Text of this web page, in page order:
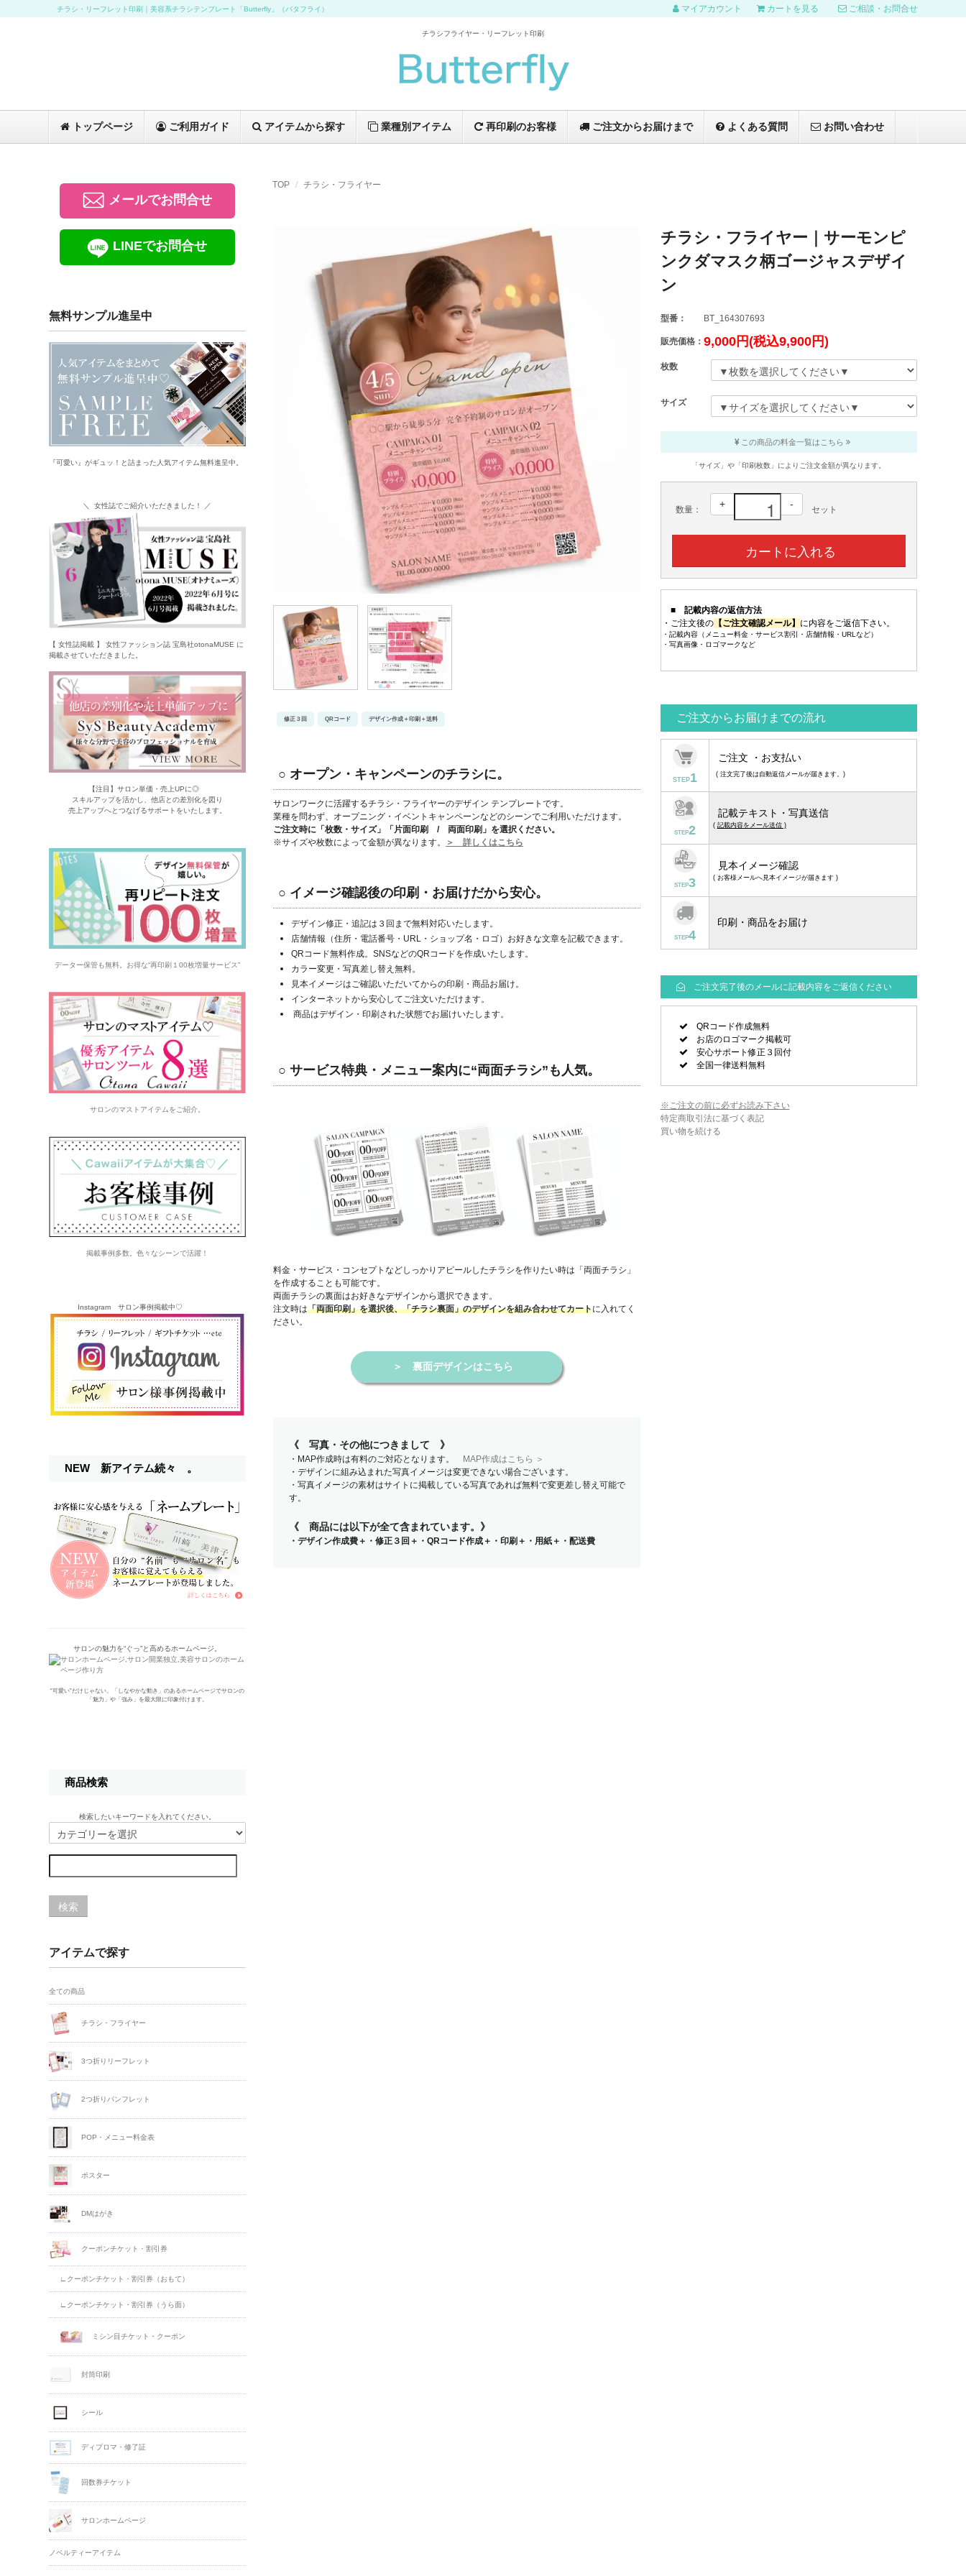
チラシ・リーフレット印刷｜美容系チラシテンプレート「Butterfly」（バタフライ） マイアカウント カートを見る ご相談・お問合せ
チラシフライヤー・リーフレット印刷
トップページ ご利用ガイド アイテムから探す 業種別アイテム 再印刷のお客様 ご注文からお届けまで よくある質問 お問い合わせ
TOP チラシ・フライヤー
修正３回 QRコード デザイン作成＋印刷＋送料
○ オープン・キャンペーンのチラシに。
サロンワークに活躍するチラシ・フライヤーのデザイン テンプレートです。
業種を問わず、オープニング・イベントキャンペーンなどのシーンでご利用いただけます。
ご注文時に「枚数・サイズ」「片面印刷 / 両面印刷」 を選択ください。
※サイズや枚数によって金額が異なります。
＞ 詳しくはこちら
○ イメージ確認後の印刷・お届けだから安心。
デザイン修正・追記は３回まで無料対応いたします。
店舗情報（住所・電話番号・URL・ショップ名・ロゴ）お好きな文章を記載できます。
QRコード無料作成。SNSなどのQRコードを作成いたします。
カラー変更・写真差し替え無料。
見本イメージはご確認いただいてからの印刷・商品お届け。
インターネットから安心してご注文いただけます。
商品はデザイン・印刷された状態でお届けいたします。
○ サービス特典・メニュー案内に“両面チラシ”も人気。
料金・サービス・コンセプトなどしっかりアピールしたチラシを作りたい時は「両面チラシ」
を作成することも可能です。
両面チラシの裏面はお好きなデザインから選択できます。
注文時は「両面印刷」を選択後、「チラシ裏面」のデザインを組み合わせてカートに入れてく
ださい。
＞裏面デザインはこちら
《 写真・その他につきまして 》
・MAP作成時は有料のご対応となります。
MAP作成はこちら ＞
・デザインに組み込まれた写真イメージは変更できない場合ございます。
・写真イメージの素材はサイトに掲載している写真であれば無料で変更差し替え可能で
す。
《 商品には以下が全て含まれています。》
・デザイン作成費＋・修正３回＋・QRコード作成＋・印刷＋・用紙＋・配送費
チラシ・フライヤー｜サーモンピ
ンクダマスク柄ゴージャスデザイ
ン
型番： BT_164307693
販売価格： 9,000円(税込9,900円)
枚数
サイズ
この商品の料金一覧はこちら
「サイズ」や「印刷枚数」によりご注文金額が異なります。
数量：
+ -
セット
■ 記載内容の返信方法
・ご注文後の【ご注文確認メール】 に内容をご返信下さい。
・記載内容（メニュー料金・サービス割引・店舗情報・URLなど）
・写真画像・ロゴマークなど
ご注文からお届けまでの流れ
STEP1
ご注文 ・お支払い
( 注文完了後は自動返信メールが届きます。)
STEP2
記載テキスト・写真送信
( 記載内容をメール送信 )
STEP3
見本イメージ確認
( お客様メールへ見本イメージが届きます )
STEP4
印刷・商品をお届け
ご注文完了後のメールに記載内容をご返信ください
QRコード作成無料
お店のロゴマーク掲載可
安心サポート修正３回付
全国一律送料無料
※ご注文の前に必ずお読み下さい
特定商取引法に基づく表記
買い物を続ける
メールでお問合せ
LINEでお問合せ
無料サンプル進呈中
『可愛い』がギュッ！と詰まった人気アイテム無料進呈中。
＼ 女性誌でご紹介いただきました！ ／
【 女性誌掲載 】 女性ファッション誌 宝島社otonaMUSE に
掲載させていただきました。
【注目】サロン単価・売上UPに◎
スキルアップを活かし、他店との差別化を図り
売上アップへとつなげるサポートをいたします。
データー保管も無料。お得な“再印刷１00枚増量サービス”
サロンのマストアイテムをご紹介。
掲載事例多数。色々なシーンで活躍！
Instagram サロン事例掲載中♡
NEW 新アイテム続々 。
サロンの魅力を“ぐっ”と高めるホームページ。
“可愛い”だけじゃない。「しなやかな動き」のあるホームページでサロンの
「魅力」や「強み」を最大限に印象付けます。
商品検索
検索したいキーワードを入れてください。
検索
アイテムで探す
全ての商品
チラシ・フライヤー
3つ折りリーフレット
2つ折りパンフレット
POP・メニュー料金表
ポスター
DMはがき
クーポンチケット・割引券
∟クーポンチケット・割引券（おもて）
∟クーポンチケット・割引券（うら面）
ミシン目チケット・クーポン
封筒印刷
シール
ディプロマ・修了証
回数券チケット
サロンホームページ
ノベルティーアイテム